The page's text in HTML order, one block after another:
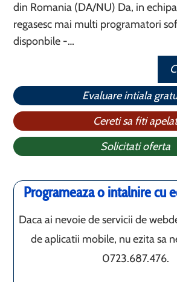
din Romania (DA/NU) Da, in
regasesc mai multi programatori
disponbile -…
Evaluare intiala
Cereti sa fiti apelat
Solicitati oferta
Programeaza o intalnire cu
Daca ai nevoie de servicii de
de aplicatii mobile, nu ezita sa
0723.687.476.